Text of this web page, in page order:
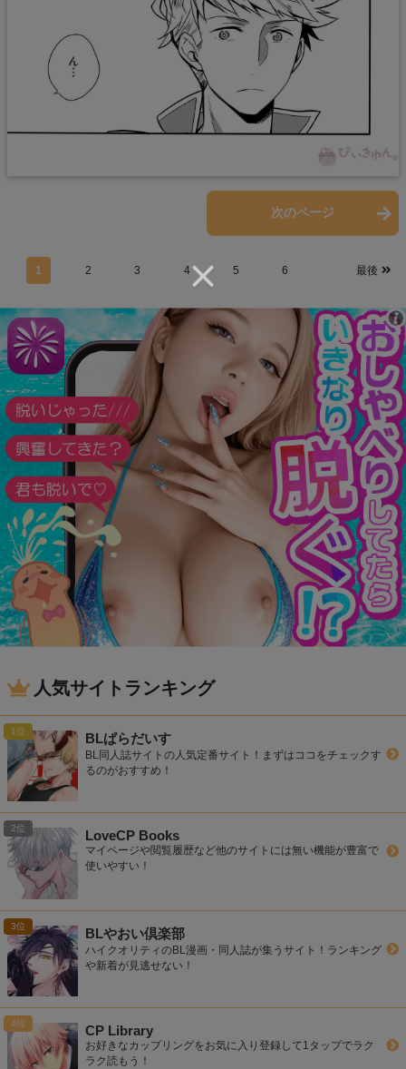
次のページ
1 2 3 4 5 6 最後
人気サイトランキング
BLぱらだいす
BL同人誌サイトの人気定番サイト！まずはココをチェックす
るのがおすすめ！
LoveCP Books
マイページや閲覧履歴など他のサイトには無い機能が豊富で
使いやすい！
BLやおい倶楽部
ハイクオリティのBL漫画・同人誌が集うサイト！ランキング
や新着が見逃せない！
CP Library
お好きなカップリングをお気に入り登録して1タップでラク
ラク読もう！